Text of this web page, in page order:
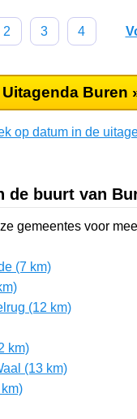
2 3 4
Uitagenda Buren
op datum in de
de buurt van
gemeentes voor
(7 km)
(12 km)
km)
(13 km)